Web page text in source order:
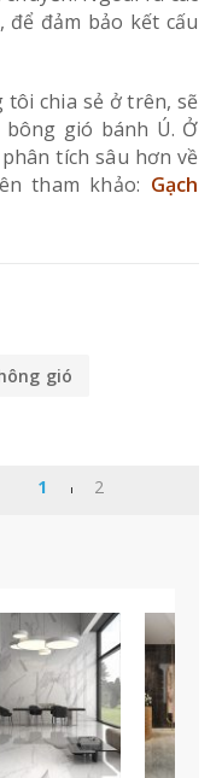
đảm bảo kết cấu
chia sẻ ở trên, sẽ
gió bánh Ú. Ở
tích sâu hơn về
tham khảo: Gạch
gió